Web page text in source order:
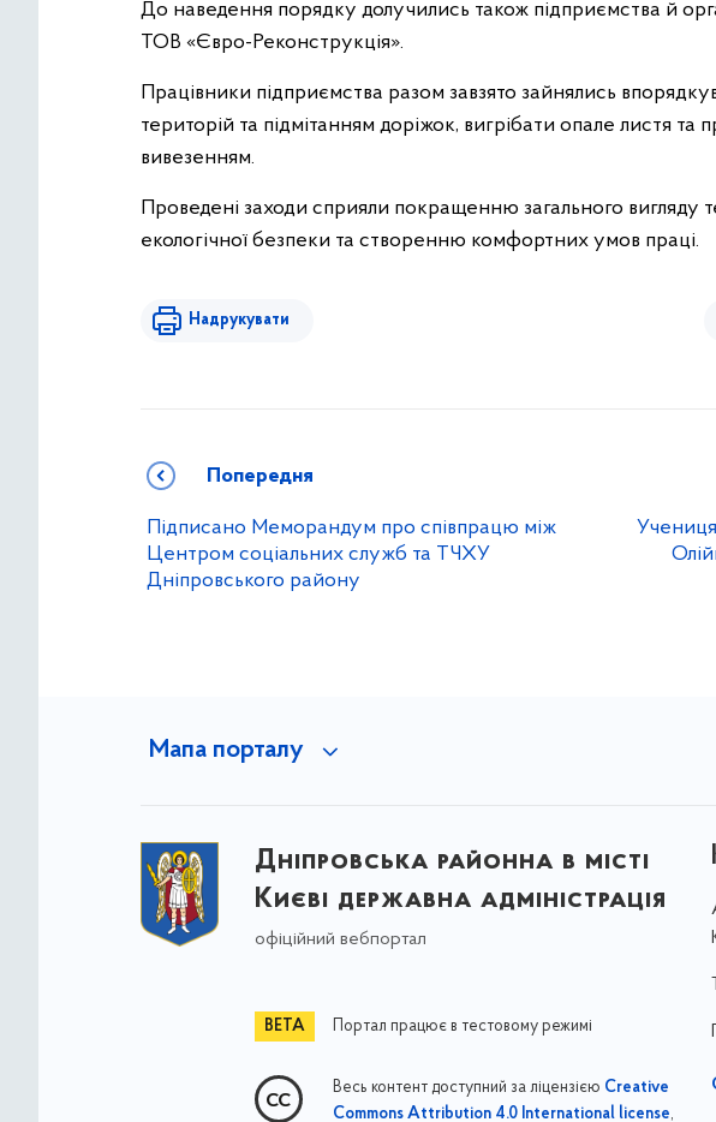
До наведення порядку долучились також підприємства й
ТОВ «Євро-Реконструкція».
Працівники підприємства разом завзято зайнялись
територій та підмітанням доріжок, вигрібати опале листя та
вивезенням.
Проведені заходи сприяли покращенню загального вигляду
екологічної безпеки та створенню комфортних умов праці.
Надрукувати
Попередня
Підписано Меморандум про співпрацю між
Центром соціальних служб та ТЧХУ
Дніпровського району
Мапа порталу
Дніпровська районна в місті
Києві державна адміністрація
офіційний вебпортал
Портал працює в тестовому режимі
Весь контент доступний за ліцензією Creative
Commons Attribution 4.0 International license,